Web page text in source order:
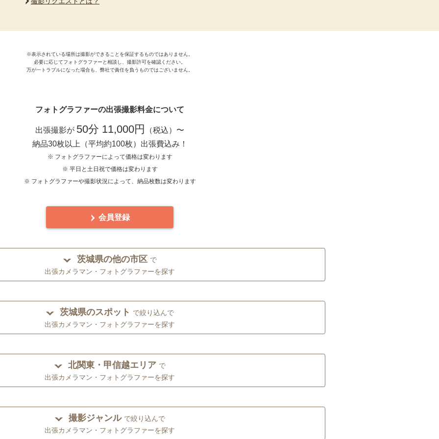
※表示されている場所は撮影ができることを保証するものではありません。
必要に応じてフォトグラファーと相談し、撮影許可を確認ください。
万が一トラブルになった場合も、弊社で責任を負うものではございません。
フォトグラファーの出張撮影料金について
出張撮影が 50分 11,000円
（税込）〜
納品30枚以上（平均約100枚）出張費込み！
※ フォトグラファーによって価格は変わります
※ 平日と土日祝で価格は変わります
※ フォトグラファーや撮影状況によって、納品枚数は変わります
会員登録
茨城県の他の市区 で
出張カメラマン・フォトグラファーを探す
茨城県のスポット で絞り込んで
出張カメラマン・フォトグラファーを探す
北関東・甲信越エリア で
出張カメラマン・フォトグラファーを探す
撮影ジャンル で絞り込んで
出張カメラマン・フォトグラファーを探す